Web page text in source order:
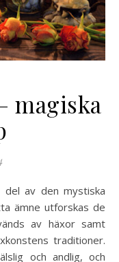
magiska
ämne utforskas de
av häxor samt
traditioner.
och andlig, och